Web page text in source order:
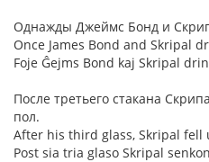
Однажды Джеймс Бонд и
Once James Bond and Skripal
Foje Ĝejms Bond kaj Skripal
После третьего стакана
пол.
After his third glass, Skripal fell
Post sia tria glaso Skripal